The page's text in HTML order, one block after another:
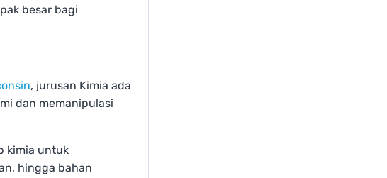
besar bagi
, jurusan Kimia ada
dan memanipulasi
kimia untuk
hingga bahan